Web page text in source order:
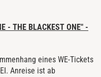
- THE BLACKEST ONE" -
eines WE-Tickets
Anreise ist ab